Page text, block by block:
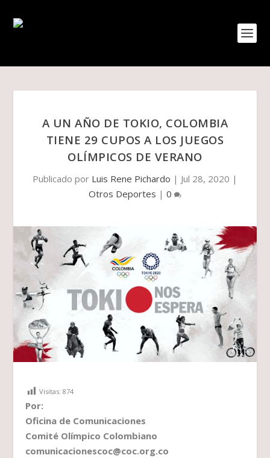
A UN AÑO DE TOKIO, COLOMBIA
TIENE 29 CUPOS A LOS JUEGOS
OLÍMPICOS DE VERANO
Publicado por Luis Rene Pichardo | Jul 28, 2020 |
Otros Deportes | 0
Visitas: 874
Por:
Oficina de Comunicaciones
Comité Olímpico Colombiano
comunicacionescoc@coc.org.co